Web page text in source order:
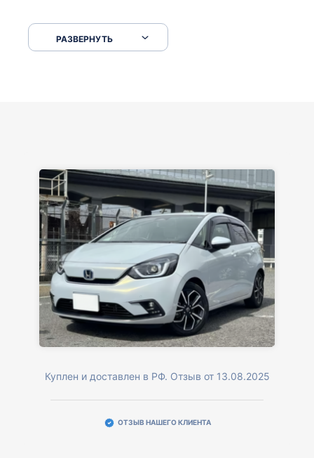
что заполнить, куда зайти, образцы и т.д. После
приехал за авто. Меня тепло встретили Сергей с
РАЗВЕРНУТЬ
Куплен и доставлен в РФ. Отзыв от 13.08.2025
ОТЗЫВ НАШЕГО КЛИЕНТА